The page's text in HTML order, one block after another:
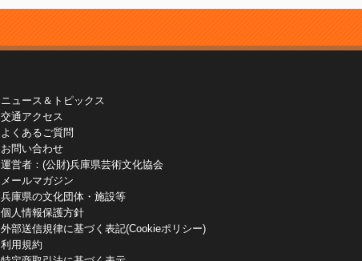
ニュース＆トピックス
交通アクセス
よくあるご質問
お問い合わせ
運営者：(公財)兵庫県芸術文化協会
メールマガジン
兵庫県の文化団体・施設等
個人情報保護方針
外部送信規律に基づく表記(Cookieポリシー)
利用規約